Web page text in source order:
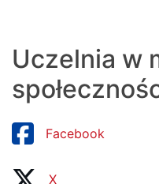
Uczelnia w
Facebook
X